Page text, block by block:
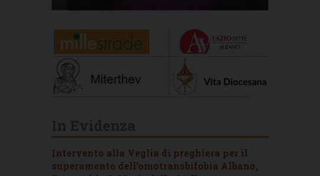
Intervento alla Veglia di preghiera per il
superamento dell’omotransbifobia Albano,